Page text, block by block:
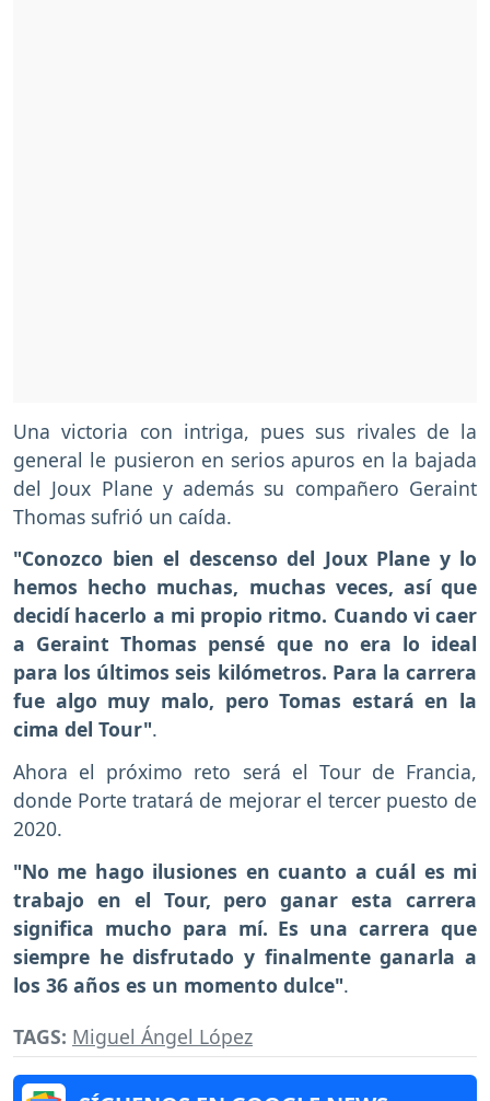
Una victoria con intriga, pues sus rivales de la
general le pusieron en serios apuros en la bajada
del Joux Plane y además su compañero Geraint
Thomas sufrió un caída.
"Conozco bien el descenso del Joux Plane y lo
hemos hecho muchas, muchas veces, así que
decidí hacerlo a mi propio ritmo. Cuando vi caer
a Geraint Thomas pensé que no era lo ideal
para los últimos seis kilómetros. Para la carrera
fue algo muy malo, pero Tomas estará en la
cima del Tour".
Ahora el próximo reto será el Tour de Francia,
donde Porte tratará de mejorar el tercer puesto de
2020.
"No me hago ilusiones en cuanto a cuál es mi
trabajo en el Tour, pero ganar esta carrera
significa mucho para mí. Es una carrera que
siempre he disfrutado y finalmente ganarla a
los 36 años es un momento dulce".
TAGS: Miguel Ángel López